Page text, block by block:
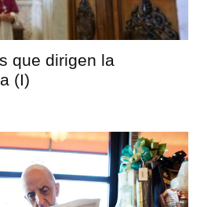
que dirigen la
(I)